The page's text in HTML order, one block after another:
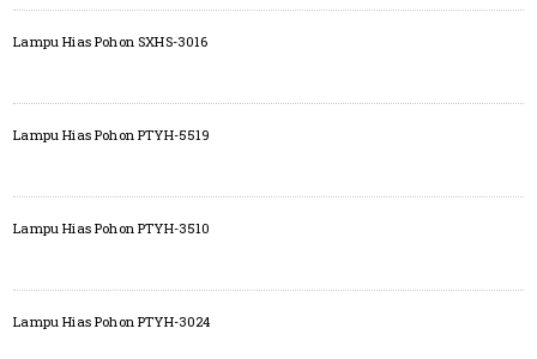
Lampu Hias Pohon SXHS-3016
Lampu Hias Pohon PTYH-5519
Lampu Hias Pohon PTYH-3510
Lampu Hias Pohon PTYH-3024